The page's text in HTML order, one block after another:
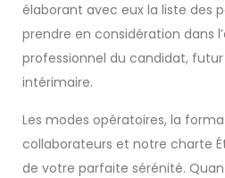
élaborant avec eux la liste des
prendre en considération dans
professionnel du candidat,
intérimaire.
Les modes opératoires, la
collaborateurs et notre charte
de votre parfaite sérénité.